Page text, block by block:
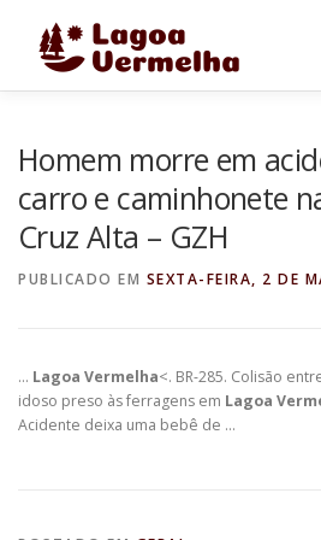
FALE CONOSCO
Homem morre em
carro e caminhonete
Cruz Alta – GZH
PUBLICADO EM SEXTA-FEIRA, 2 DE
… Lagoa Vermelha<. BR-285. Colisão
idoso preso às ferragens em Lagoa
Acidente deixa uma bebê de …